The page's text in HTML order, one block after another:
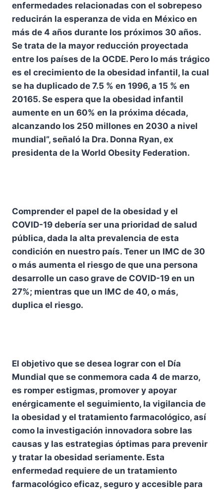
enfermedades relacionadas con el sobrepeso
reducirán la esperanza de vida en México en
más de 4 años durante los próximos 30 años.
Se trata de la mayor reducción proyectada
entre los países de la OCDE. Pero lo más trágico
es el crecimiento de la obesidad infantil, la cual
se ha duplicado de 7.5 % en 1996, a 15 % en
20165. Se espera que la obesidad infantil
aumente en un 60% en la próxima década,
alcanzando los 250 millones en 2030 a nivel
mundial”, señaló la Dra. Donna Ryan, ex
presidenta de la World Obesity Federation.
Comprender el papel de la obesidad y el
COVID-19 debería ser una prioridad de salud
pública, dada la alta prevalencia de esta
condición en nuestro país. Tener un IMC de 30
o más aumenta el riesgo de que una persona
desarrolle un caso grave de COVID-19 en un
27%; mientras que un IMC de 40, o más,
duplica el riesgo.
El objetivo que se desea lograr con el Día
Mundial que se conmemora cada 4 de marzo,
es romper estigmas, promover y apoyar
enérgicamente el seguimiento, la vigilancia de
la obesidad y el tratamiento farmacológico, así
como la investigación innovadora sobre las
causas y las estrategias óptimas para prevenir
y tratar la obesidad seriamente. Esta
enfermedad requiere de un tratamiento
farmacológico eficaz, seguro y accesible para